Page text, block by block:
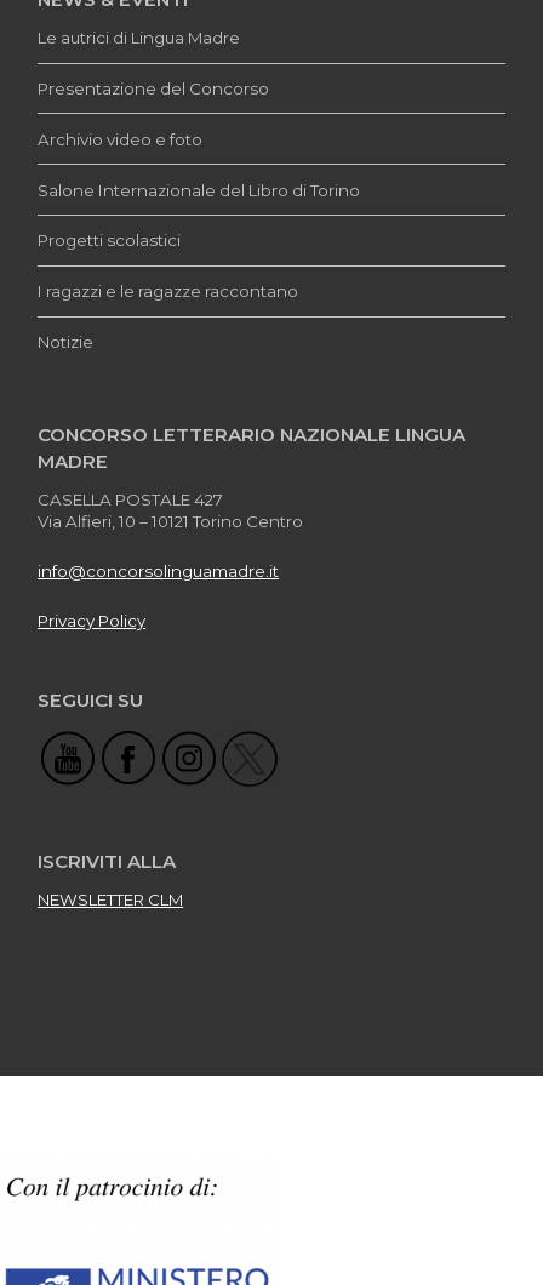
Le autrici di Lingua Madre
Presentazione del Concorso
Archivio video e foto
Salone Internazionale del Libro di Torino
Progetti scolastici
I ragazzi e le ragazze raccontano
Notizie
CONCORSO LETTERARIO NAZIONALE LINGUA
MADRE
CASELLA POSTALE 427
Via Alfieri, 10 – 10121 Torino Centro
info@concorsolinguamadre.it
Privacy Policy
SEGUICI SU
ISCRIVITI ALLA
NEWSLETTER CLM